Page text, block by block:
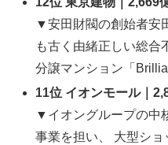
▼安田財閥の創始者安
も古く由緒正しい総合
分譲マンション「
11位 イオンモール｜
▼イオングループの中
事業を担い、 大型シ